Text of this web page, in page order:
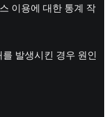
이용에 대한 통계 작
발생시킨 경우 원인